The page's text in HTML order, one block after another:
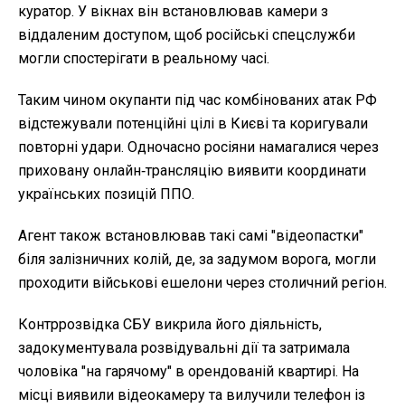
куратор. У вікнах він встановлював камери з
віддаленим доступом, щоб російські спецслужби
могли спостерігати в реальному часі.
Таким чином окупанти під час комбінованих атак РФ
відстежували потенційні цілі в Києві та коригували
повторні удари. Одночасно росіяни намагалися через
приховану онлайн‑трансляцію виявити координати
українських позицій ППО.
Агент також встановлював такі самі "відеопастки"
біля залізничних колій, де, за задумом ворога, могли
проходити військові ешелони через столичний регіон.
Контррозвідка СБУ викрила його діяльність,
задокументувала розвідувальні дії та затримала
чоловіка "на гарячому" в орендованій квартирі. На
місці виявили відеокамеру та вилучили телефон із